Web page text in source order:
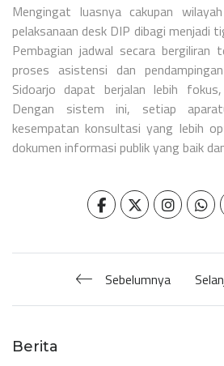
Mengingat luasnya cakupan
pelaksanaan desk DIP dibagi menjadi
Pembagian jadwal secara bergiliran
proses asistensi dan
Sidoarjo dapat berjalan lebih
Dengan sistem ini, setiap
kesempatan konsultasi yang lebih
dokumen informasi publik yang baik
Sebelumnya
Berita